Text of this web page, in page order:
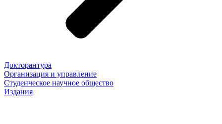
Докторантура
Организация и управление
Студенческое научное общество
Издания